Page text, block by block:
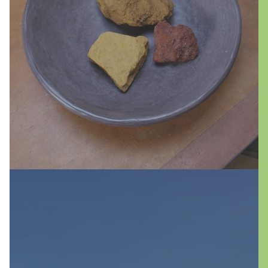
breite Auswahl für individuelle
Gestaltungswünsche. Tauchen Sie ein in die
Welt von Kalkputz und Kalkfarben – eine
Verbindung von traditionellem Handwerk
und zeitgemäßem Wohnkomfort.
mehr erfahren